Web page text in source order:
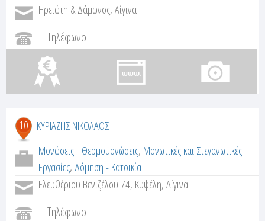
Ηρειώτη & Δάμωνος, Αίγινα
Τηλέφωνο
10
ΚΥΡΙΑΖΗΣ ΝΙΚΟΛΑΟΣ
Μονώσεις - Θερμομονώσεις, Μονωτικές και Στεγανωτικές
Εργασίες, Δόμηση - Κατοικία
Ελευθέριου Βενιζέλου 74, Κυψέλη, Αίγινα
Τηλέφωνο